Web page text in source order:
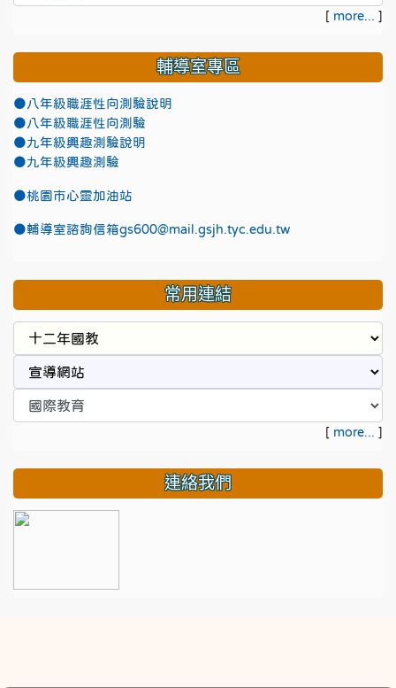
[ more... ]
輔導室專區
●八年級職涯性向測驗說明
●八年級職涯性向測驗
●九年級興趣測驗說明
●九年級興趣測驗
●桃園市心靈加油站
●輔導室諮詢信箱gs600@mail.gsjh.tyc.edu.tw
常用連結
[ more... ]
連絡我們